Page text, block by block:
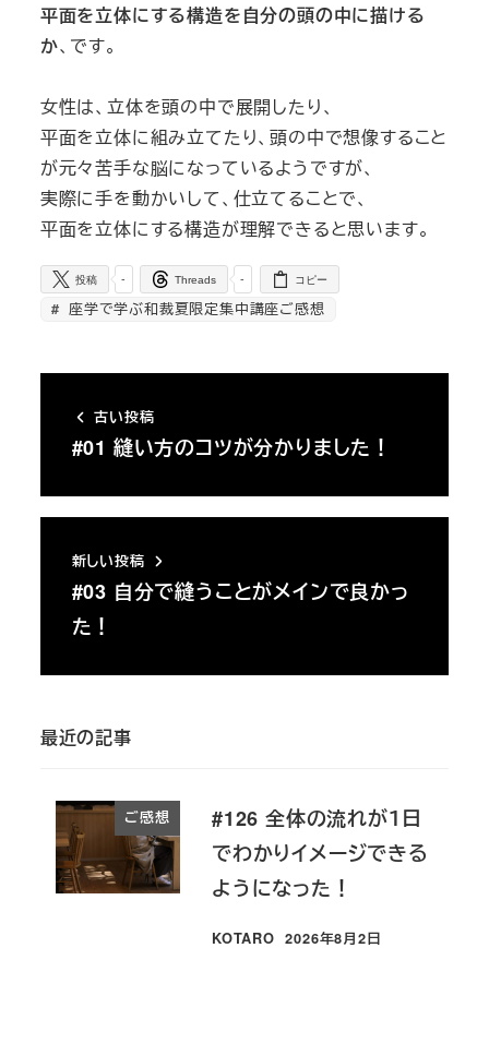
平面を立体にする構造を自分の頭の中に描ける
か、です。
女性は、立体を頭の中で展開したり、
平面を立体に組み立てたり、頭の中で想像すること
が元々苦手な脳になっているようですが、
実際に手を動かいして、仕立てることで、
平面を立体にする構造が理解できると思います。
-
投稿 -
Threads コピー
座学で学ぶ和裁夏限定集中講座ご感想
古い投稿
#01 縫い方のコツが分かりました！
新しい投稿
#03 自分で縫うことがメインで良かっ
た！
最近の記事
ご感想
#126 全体の流れが１日
でわかりイメージできる
ようになった！
KOTARO
投稿日
2026年8月2日